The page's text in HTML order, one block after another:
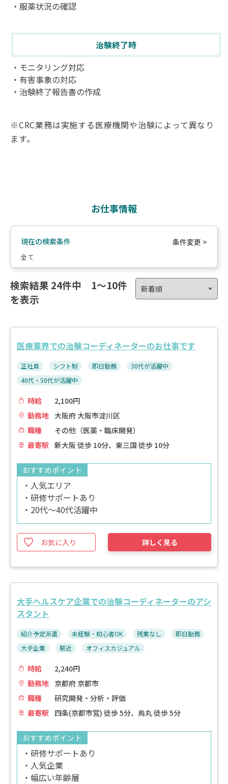
・服薬状況の確認
治験終了時
・モニタリング対応
・有害事象の対応
・治験終了報告書の作成
※CRC業務は実施する医療機関や治験によって異なり
ます。
お仕事情報
現在の検索条件 条件変更 >
全て
検索結果 24件中 1〜10件
を表示
医療業界での治験コーディネーターのお仕事です
正社員 シフト制 即日勤務
30代が活躍中
40代・50代が活躍中
時給
2,100円
勤務地 大阪府 大阪市淀川区
職種
その他（医薬・臨床開発）
最寄駅 新大阪 徒歩 10分、東三国 徒歩 10分
おすすめポイント
・人気エリア
・研修サポートあり
・20代～40代活躍中
お気に入り 詳しく見る
大手ヘルスケア企業での治験コーディネーターのアシ
スタント
紹介予定派遣 未経験・初心者OK 残業なし
即日勤務
大手企業
駅近 オフィスカジュアル
時給
2,240円
勤務地
京都府 京都市
職種
研究開発・分析・評価
最寄駅
四条(京都市営) 徒歩 5分、烏丸 徒歩 5分
おすすめポイント
・研修サポートあり
・人気企業
・幅広い年齢層